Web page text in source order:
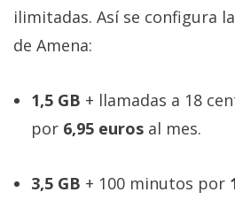
móviles,
ordenadores,
apps,
comparativas,
trucos y
tutoriales.
El Grupo
Informático
ilimitadas. Así se configura
de Amena:
1,5 GB + llamadas a 18
por 6,95 euros al mes.
3,5 GB + 100 minutos por